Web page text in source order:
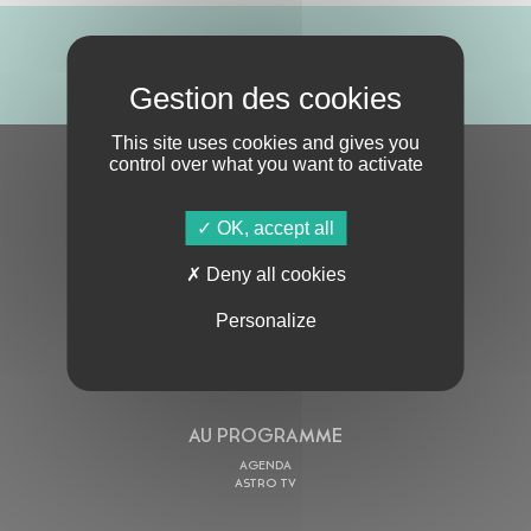
S'ABONNER À LA NEWSLETTER
AU PROGRAMME
AGENDA
ASTRO TV
This site uses cookies and gives you
control over what you want to activate
OK, accept all
Deny all cookies
Personalize